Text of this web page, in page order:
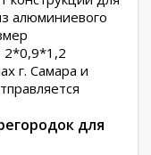
алюминиевого
2*0,9*1,2
г. Самара и
для